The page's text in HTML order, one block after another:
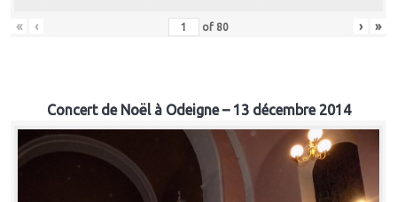
« ‹ of 80 › »
Concert de Noël à Odeigne – 13 décembre 2014